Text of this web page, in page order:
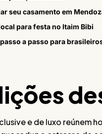
seu casamento em
para festa no Itaim Bibi
a passo para
e de luxo